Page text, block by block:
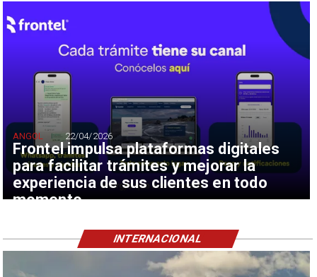
Frontel impulsa plataformas digitales
para facilitar trámites y mejorar la
experiencia de sus clientes en todo
momento
ANGOL 22/04/2026
INTERNACIONAL